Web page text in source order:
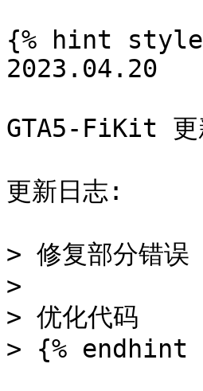
{% hint
2023.04.20
GTA5-FiKit
更新日志:
> 修复部分错误
>
> 优化代码
> {% endhint